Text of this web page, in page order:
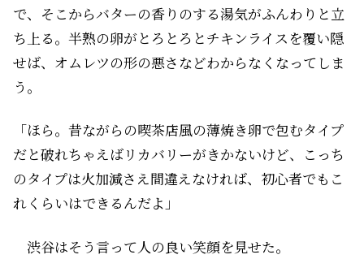
で、そこからバターの香りのする湯気がふんわりと立
ち上る。半熟の卵がとろとろとチキンライスを覆い隠
せば、オムレツの形の悪さなどわからなくなってしま
う。
「ほら。昔ながらの喫茶店風の薄焼き卵で包むタイプ
だと破れちゃえばリカバリーがきかないけど、こっち
のタイプは火加減さえ間違えなければ、初心者でもこ
れくらいはできるんだよ」
渋谷はそう言って人の良い笑顔を見せた。